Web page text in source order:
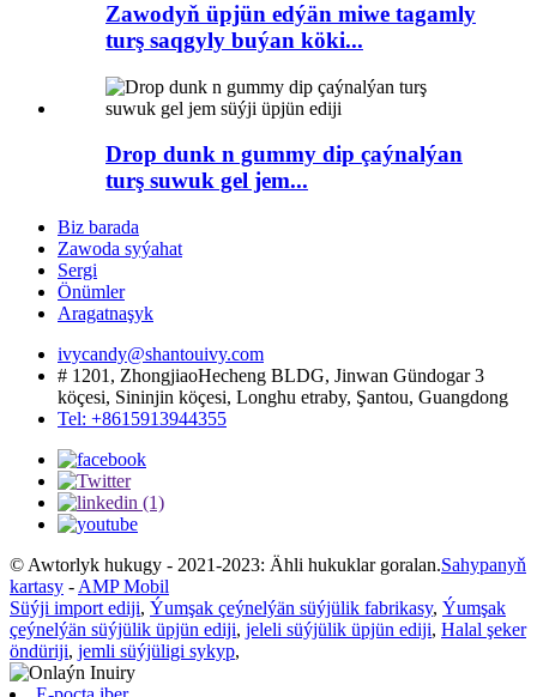
Zawodyň üpjün edýän miwe tagamly
turş saqgyly buýan köki...
Drop dunk n gummy dip çaýnalýan
turş suwuk gel jem...
Biz barada
Zawoda syýahat
Sergi
Önümler
Aragatnaşyk
ivycandy@shantouivy.com
# 1201, ZhongjiaoHecheng BLDG, Jinwan Gündogar 3
köçesi, Sininjin köçesi, Longhu etraby, Şantou, Guangdong
Tel: +8615913944355
© Awtorlyk hukugy - 2021-2023: Ähli hukuklar goralan.Sahypanyň
kartasy - AMP Mobil
Süýji import ediji, Ýumşak çeýnelýän süýjülik fabrikasy, Ýumşak
çeýnelýän süýjülik üpjün ediji, jeleli süýjülik üpjün ediji, Halal şeker
öndüriji, jemli süýjüligi sykyp,